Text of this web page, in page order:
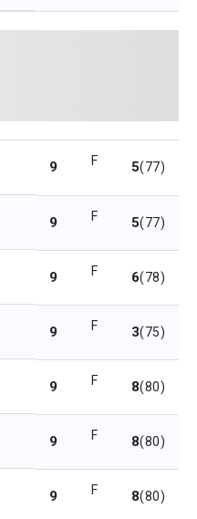
9 F 5(77)
9 F 5(77)
9 F 6(78)
9 F 3(75)
9 F 8(80)
9 F 8(80)
9 F 8(80)